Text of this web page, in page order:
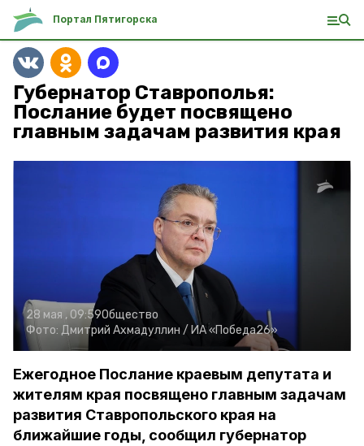
Портал Пятигорска
Губернатор Ставрополья:
Послание будет посвящено
главным задачам развития края
28 мая , 09:59Общество
Фото: Дмитрий Ахмадуллин / ИА «Победа26»
Ежегодное Послание краевым депутата и
жителям края посвящено главным задачам
развития Ставропольского края на
ближайшие годы, сообщил губернатор